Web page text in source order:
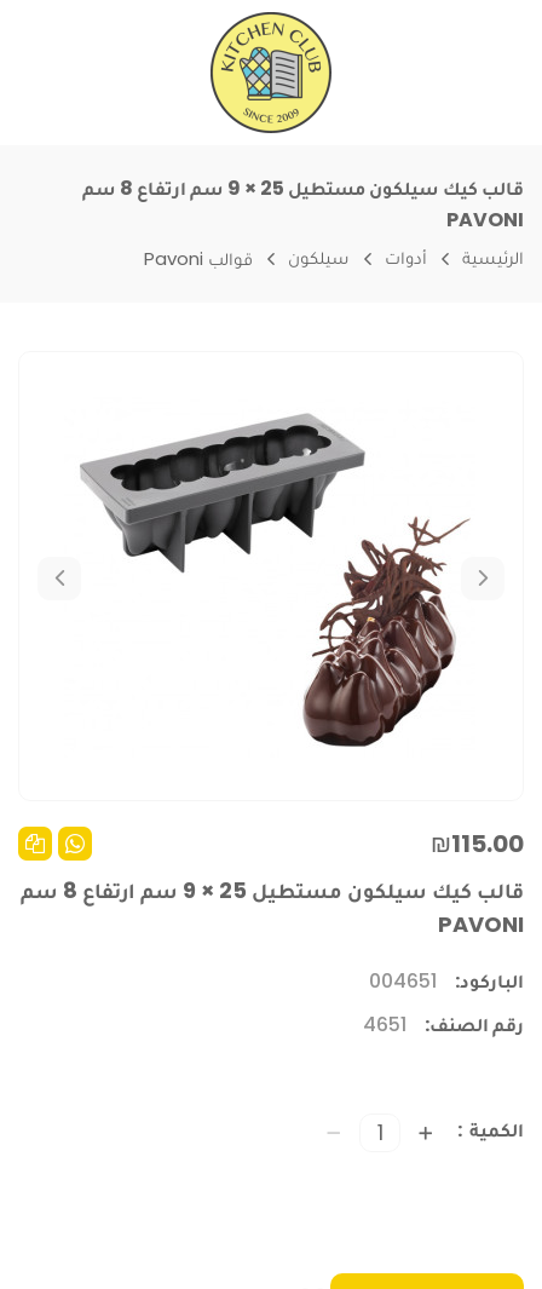
قالب كيك سيلكون مستطيل 25 × 9 سم ارتفاع 8 سم
PAVONI
الرئيسية أدوات سيلكون قوالب Pavoni
₪115.00
قالب كيك سيلكون مستطيل 25 × 9 سم ارتفاع 8 سم
PAVONI
الباركود:
004651
رقم الصنف:
4651
الكمية